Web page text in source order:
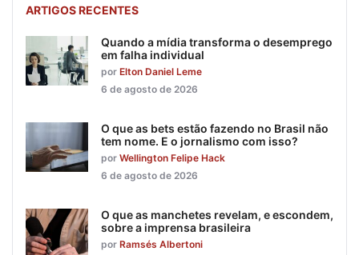
ARTIGOS RECENTES
Quando a mídia transforma o desemprego
em falha individual
por Elton Daniel Leme
6 de agosto de 2026
O que as bets estão fazendo no Brasil não
tem nome. E o jornalismo com isso?
por Wellington Felipe Hack
6 de agosto de 2026
O que as manchetes revelam, e escondem,
sobre a imprensa brasileira
por Ramsés Albertoni